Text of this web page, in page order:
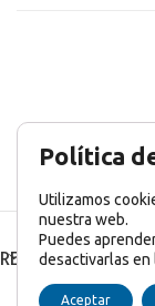
AVISO LEGAL
RECENT POSTS
Política
Utilizamos
nuestra web.
Puedes
desactivarlas en
Aceptar
English